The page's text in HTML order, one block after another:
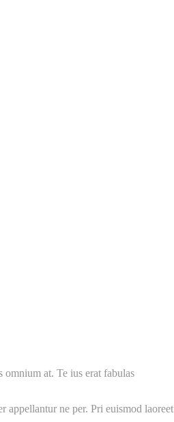
omnium at. Te ius erat fabulas
appellantur ne per. Pri euismod laoreet